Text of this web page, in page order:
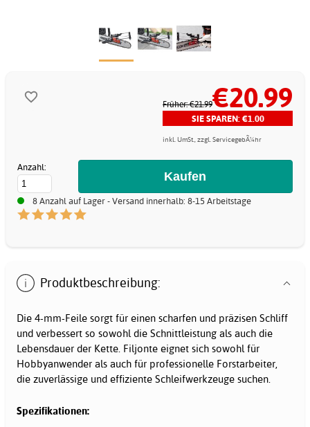
Früher: €21.99€20.99
SIE SPAREN: €1.00
inkl. UmSt., zzgl. ServicegebÃ¼hr
Anzahl:
8 Anzahl auf Lager - Versand innerhalb: 8-15 Arbeitstage
Produktbeschreibung:
Die 4-mm-Feile sorgt für einen scharfen und präzisen Schliff
und verbessert so sowohl die Schnittleistung als auch die
Lebensdauer der Kette. Filjonte eignet sich sowohl für
Hobbyanwender als auch für professionelle Forstarbeiter,
die zuverlässige und effiziente Schleifwerkzeuge suchen.
Spezifikationen: